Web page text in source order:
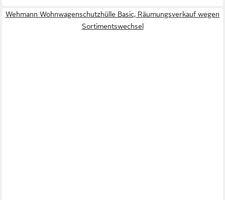
Wehmann Wohnwagenschutzhülle Basic, Räumungsverkauf wegen
Sortimentswechsel